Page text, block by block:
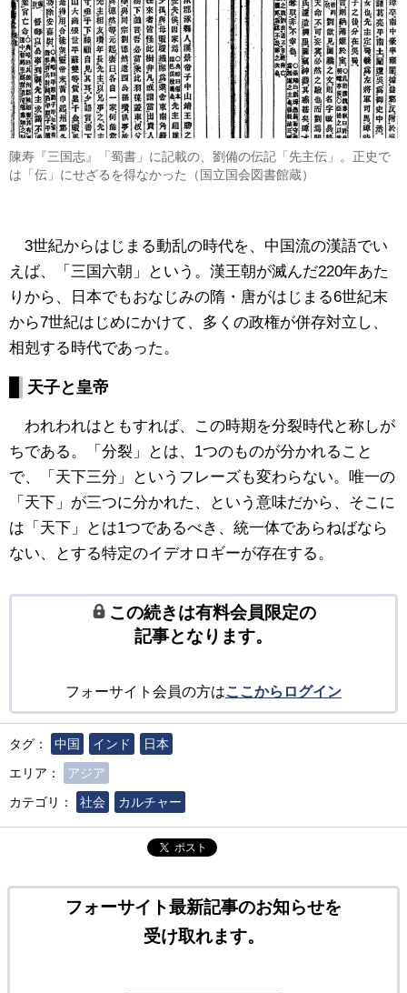
陳寿『三国志』「蜀書」に記載の、劉備の伝記「先主伝」。正史で
は「伝」にせざるを得なかった（国立国会図書館蔵）
3世紀からはじまる動乱の時代を、中国流の漢語でい
えば、「三国六朝」という。漢王朝が滅んだ220年あた
りから、日本でもおなじみの隋・唐がはじまる6世紀末
から7世紀はじめにかけて、多くの政権が併存対立し、
相剋する時代であった。
天子と皇帝
われわれはともすれば、この時期を分裂時代と称しが
ちである。「分裂」とは、1つのものが分かれること
で、「天下三分」というフレーズも変わらない。唯一の
「天下」が三つに分かれた、という意味だから、そこに
は「天下」とは1つであるべき、統一体であらねばなら
ない、とする特定のイデオロギーが存在する。
この続きは有料会員限定の
記事となります。
フォーサイト会員の方はここからログイン
タグ： 中国 インド
日本
エリア：
アジア
カテゴリ：
社会 カルチャー
ポスト
フォーサイト最新記事のお知らせを
受け取れます。